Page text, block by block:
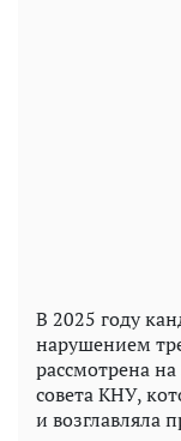
В 2025 году
нарушением
рассмотрена
совета КНУ,
и возглавляла